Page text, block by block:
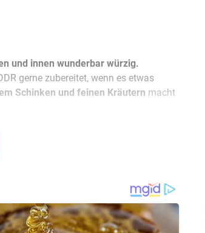
und innen wunderbar würzig.
gerne zubereitet, wenn es etwas
Schinken und feinen Kräutern macht
schon kann man aus wenigen